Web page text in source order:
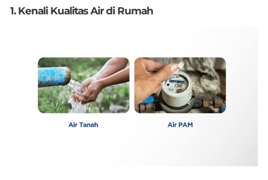
1. Kenali Kualitas Air di Rumah